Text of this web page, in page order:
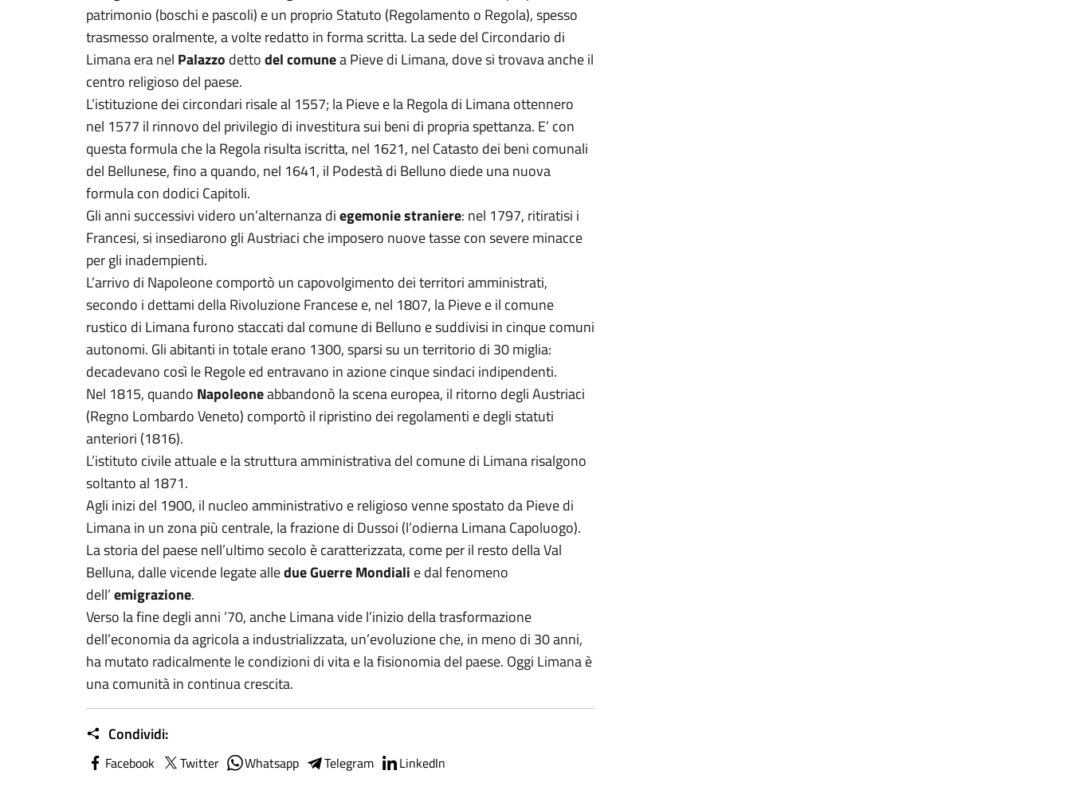
patrimonio (boschi e pascoli) e un proprio Statuto (Regolamento o Regola), spesso
trasmesso oralmente, a volte redatto in forma scritta. La sede del Circondario di
Limana era nel Palazzo dettodel comunea Pieve di Limana, dove si trovava anche il
centro religioso del paese.
L’istituzione dei circondari risale al 1557; la Pieve e la Regola di Limana ottennero
nel 1577 il rinnovo del privilegio di investitura sui beni di propria spettanza. E’ con
questa formula che la Regola risulta iscritta, nel 1621, nel Catasto dei beni comunali
del Bellunese, fino a quando, nel 1641, il Podestà di Belluno diede una nuova
formula con dodici Capitoli.
Gli anni successivi videro un’alternanza diegemonie straniere: nel 1797, ritiratisi i
Francesi, si insediarono gli Austriaci che imposero nuove tasse con severe minacce
per gli inadempienti.
L’arrivo di Napoleone comportò un capovolgimento dei territori amministrati,
secondo i dettami della Rivoluzione Francese e, nel 1807, la Pieve e il comune
rustico di Limana furono staccati dal comune di Belluno e suddivisi in cinque comuni
autonomi. Gli abitanti in totale erano 1300, sparsi su un territorio di 30 miglia:
decadevano così le Regole ed entravano in azione cinque sindaci indipendenti.
Nel 1815, quando Napoleoneabbandonò la scena europea, il ritorno degli Austriaci
(Regno Lombardo Veneto) comportò il ripristino dei regolamenti e degli statuti
anteriori (1816).
L’istituto civile attuale e la struttura amministrativa del comune di Limana risalgono
soltanto al 1871.
Agli inizi del 1900, il nucleo amministrativo e religioso venne spostato da Pieve di
Limana in un zona più centrale, la frazione di Dussoi (l’odierna Limana Capoluogo).
La storia del paese nell’ultimo secolo è caratterizzata, come per il resto della Val
Belluna, dalle vicende legate alledue Guerre Mondiali e dal fenomeno
dell’emigrazione.
Verso la fine degli anni ’70, anche Limana vide l’inizio della trasformazione
dell’economia da agricola a industrializzata, un’evoluzione che, in meno di 30 anni,
ha mutato radicalmente le condizioni di vita e la fisionomia del paese. Oggi Limana è
una comunità in continua crescita.
Condividi:
Facebook Twitter Whatsapp Telegram LinkedIn